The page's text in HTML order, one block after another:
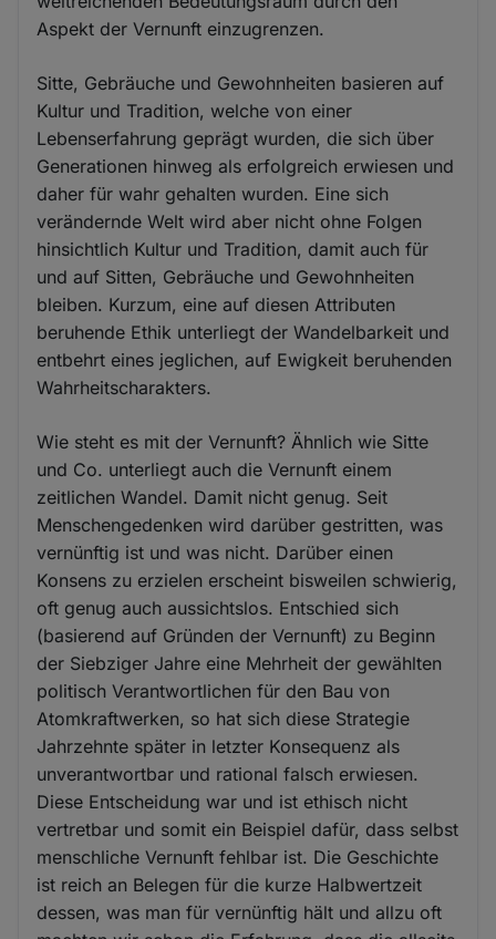
Aspekt der Vernunft einzugrenzen.
Sitte, Gebräuche und Gewohnheiten basieren auf
Kultur und Tradition, welche von einer
Lebenserfahrung geprägt wurden, die sich über
Generationen hinweg als erfolgreich erwiesen und
daher für wahr gehalten wurden. Eine sich
verändernde Welt wird aber nicht ohne Folgen
hinsichtlich Kultur und Tradition, damit auch für
und auf Sitten, Gebräuche und Gewohnheiten
bleiben. Kurzum, eine auf diesen Attributen
beruhende Ethik unterliegt der Wandelbarkeit und
entbehrt eines jeglichen, auf Ewigkeit beruhenden
Wahrheitscharakters.
Wie steht es mit der Vernunft? Ähnlich wie Sitte
und Co. unterliegt auch die Vernunft einem
zeitlichen Wandel. Damit nicht genug. Seit
Menschengedenken wird darüber gestritten, was
vernünftig ist und was nicht. Darüber einen
Konsens zu erzielen erscheint bisweilen schwierig,
oft genug auch aussichtslos. Entschied sich
(basierend auf Gründen der Vernunft) zu Beginn
der Siebziger Jahre eine Mehrheit der gewählten
politisch Verantwortlichen für den Bau von
Atomkraftwerken, so hat sich diese Strategie
Jahrzehnte später in letzter Konsequenz als
unverantwortbar und rational falsch erwiesen.
Diese Entscheidung war und ist ethisch nicht
vertretbar und somit ein Beispiel dafür, dass selbst
menschliche Vernunft fehlbar ist. Die Geschichte
ist reich an Belegen für die kurze Halbwertzeit
dessen, was man für vernünftig hält und allzu oft